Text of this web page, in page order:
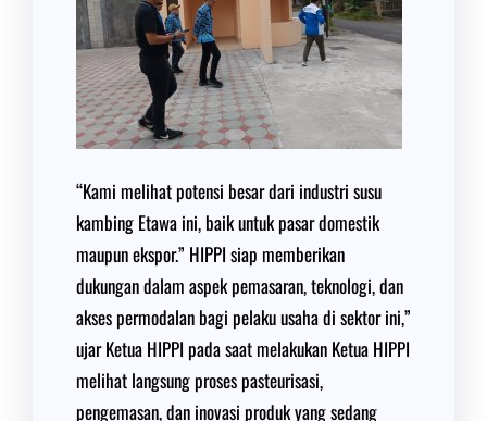
“Kami melihat potensi besar dari industri susu
kambing Etawa ini, baik untuk pasar domestik
maupun ekspor.” HIPPI siap memberikan
dukungan dalam aspek pemasaran, teknologi, dan
akses permodalan bagi pelaku usaha di sektor ini,”
ujar Ketua HIPPI pada saat melakukan Ketua HIPPI
melihat langsung proses pasteurisasi,
pengemasan, dan inovasi produk yang sedang